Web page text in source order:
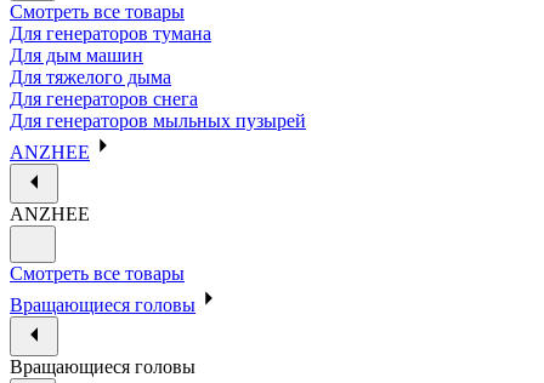
Смотреть все товары
Для генераторов тумана
Для дым машин
Для тяжелого дыма
Для генераторов снега
Для генераторов мыльных пузырей
ANZHEE
ANZHEE
Смотреть все товары
Вращающиеся головы
Вращающиеся головы